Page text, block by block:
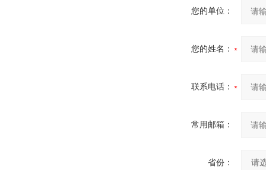
您的单位：
您的姓名：
联系电话：
常用邮箱：
省份：